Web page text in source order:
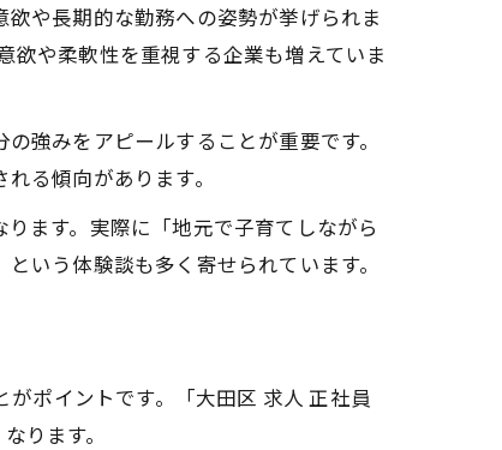
や長期的な勤務への姿勢が挙げられま
欲や柔軟性を重視する企業も増えていま
強みをアピールすることが重要です。
る傾向があります。
ます。実際に「地元で子育てしながら
いう体験談も多く寄せられています。
ポイントです。「大田区 求人 正社員
ります。